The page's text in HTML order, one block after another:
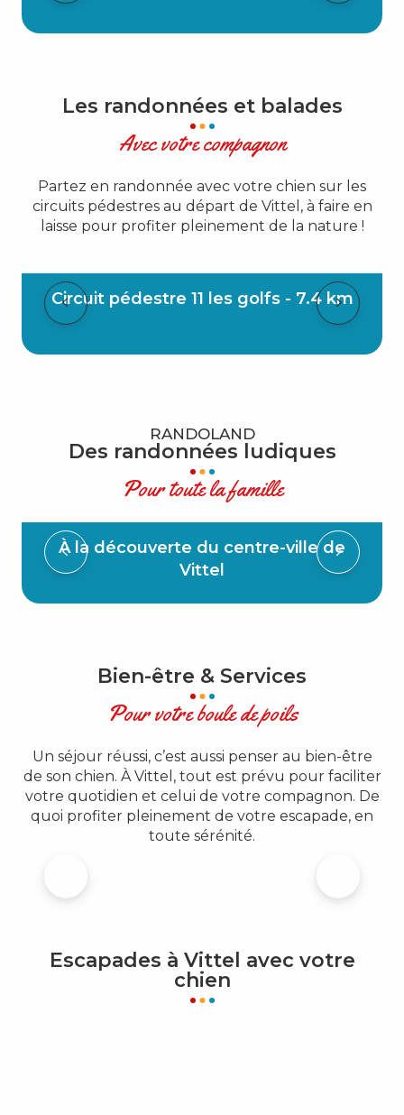
Les randonnées et balades
Avec votre compagnon
Partez en randonnée avec votre chien sur les
circuits pédestres au départ de Vittel, à faire en
laisse pour profiter pleinement de la nature !
Circuit pédestre 11 les golfs - 7.4 km
RANDOLAND
Des randonnées ludiques
Pour toute la famille
À la découverte du centre-ville de
Vittel
Bien-être & Services
Pour votre boule de poils
Un séjour réussi, c’est aussi penser au bien-être
de son chien. À Vittel, tout est prévu pour faciliter
votre quotidien et celui de votre compagnon. De
quoi profiter pleinement de votre escapade, en
toute sérénité.
Escapades à Vittel avec votre
chien